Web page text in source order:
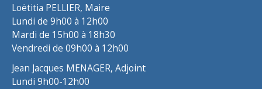
Loëtitia PELLIER, Maire
Lundi de 9h00 à 12h00
Mardi de 15h00 à 18h30
Vendredi de 09h00 à 12h00
Jean Jacques MENAGER, Adjoint
Lundi 9h00-12h00